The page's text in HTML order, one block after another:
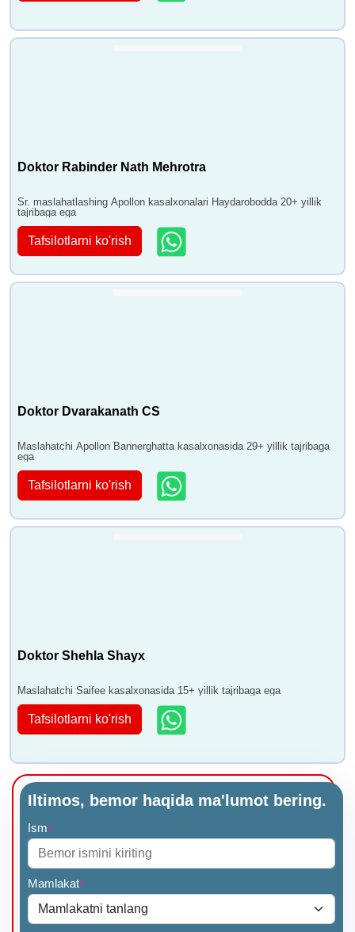
Doktor Rabinder Nath Mehrotra
Sr. maslahatlashing Apollon kasalxonalari Haydarobodda 20+ yillik
tajribaga ega
Tafsilotlarni ko'rish
Doktor Dvarakanath CS
Maslahatchi Apollon Bannerghatta kasalxonasida 29+ yillik tajribaga
ega
Tafsilotlarni ko'rish
Doktor Shehla Shayx
Maslahatchi Saifee kasalxonasida 15+ yillik tajribaga ega
Tafsilotlarni ko'rish
Iltimos, bemor haqida ma'lumot bering.
Ism*
Mamlakat*